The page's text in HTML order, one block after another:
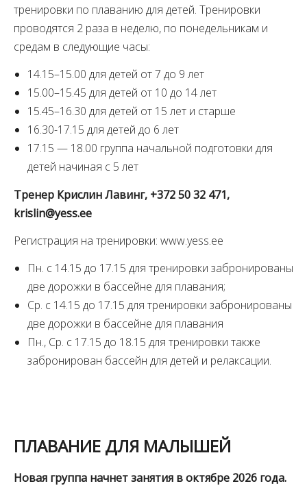
тренировки по плаванию для детей. Тренировки
проводятся 2 раза в неделю, по понедельникам и
средам в следующие часы:
14.15–15.00 для детей от 7 до 9 лет
15.00–15.45 для детей от 10 до 14 лет
15.45–16.30 для детей от 15 лет и старше
16.30-17.15 для детей до 6 лет
17.15 — 18.00 группа начальной подготовки для
детей начиная с 5 лет
Тренер Крислин Лавинг, +372 50 32 471,
krislin@yess.ee
Регистрация на тренировки: www.yess.ee
Пн. с 14.15 до 17.15 для тренировки забронированы
две дорожки в бассейне для плавания;
Ср. с 14.15 до 17.15 для тренировки забронированы
две дорожки в бассейне для плавания
Пн., Ср. с 17.15 до 18.15 для тренировки также
забронирован бассейн для детей и релаксации.
ПЛАВАНИЕ ДЛЯ МАЛЫШЕЙ
Новая группа начнет занятия в октябре 2026 года.